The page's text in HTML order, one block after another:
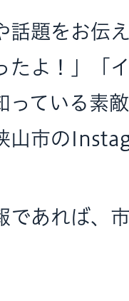
話題をお伝
たよ！」「
っている素
山市の
であれば、